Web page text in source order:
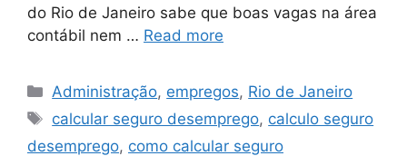
do Rio de Janeiro sabe que boas vagas na área
contábil nem … Read more
Categories
Administração, empregos, Rio de Janeiro
Tags
calcular seguro desemprego, calculo seguro
desemprego, como calcular seguro